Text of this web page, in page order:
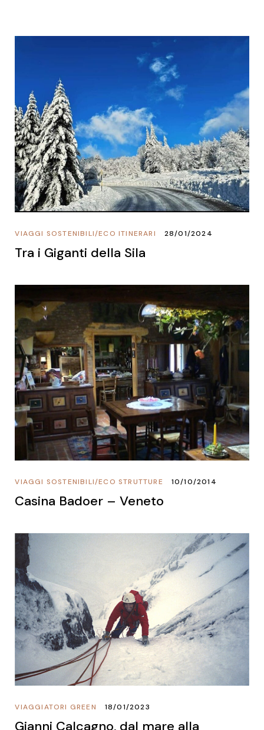
ECO ITINERARI
/
VIAGGI SOSTENIBILI 28/01/2024
Tra i Giganti della Sila
ECO STRUTTURE
/
VIAGGI SOSTENIBILI 10/10/2014
Casina Badoer – Veneto
VIAGGIATORI GREEN 18/01/2023
Gianni Calcagno, dal mare alla